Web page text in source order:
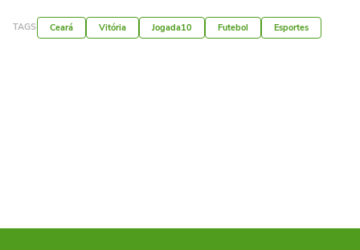
TAGS Ceará Vitória Jogada10 Futebol Esportes